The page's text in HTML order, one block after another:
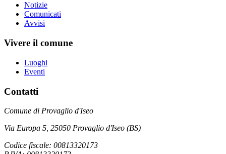
Notizie
Comunicati
Avvisi
Vivere il comune
Luoghi
Eventi
Contatti
Comune di Provaglio d'Iseo
Via Europa 5, 25050 Provaglio d'Iseo (BS)
Codice fiscale: 00813320173